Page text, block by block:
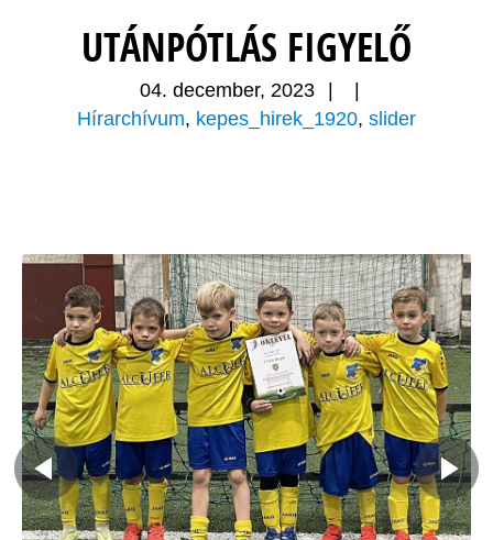
UTÁNPÓTLÁS FIGYELŐ
04. december, 2023
Hírarchívum, kepes_hirek_1920, slider